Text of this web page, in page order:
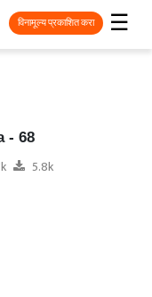
☰
विनामूल्य प्रकाशित करा
- 68
5.8k